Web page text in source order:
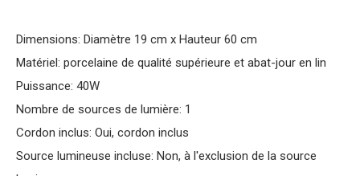
Dimensions: Diamètre 19 cm x Hauteur 60 cm
Matériel: porcelaine de qualité supérieure et abat-jour en lin
Puissance: 40W
Nombre de sources de lumière: 1
Cordon inclus: Oui, cordon inclus
Source lumineuse incluse: Non, à l'exclusion de la source